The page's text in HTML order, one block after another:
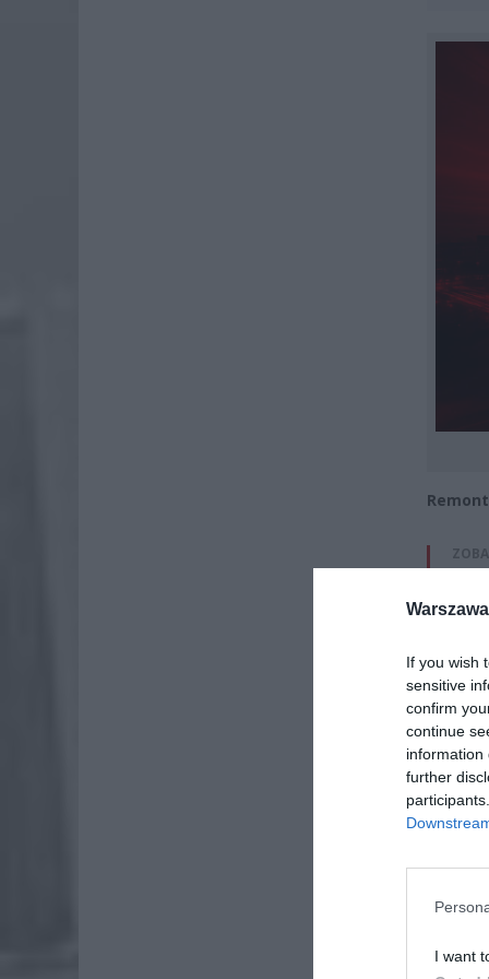
If you wish
sensitive
confirm
continue
information
further
I want
7